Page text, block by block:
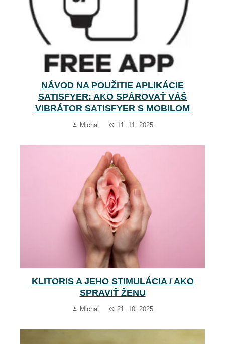
NÁVOD NA POUŽITIE APLIKÁCIE
SATISFYER: AKO SPÁROVAŤ VÁŠ
VIBRÁTOR SATISFYER S MOBILOM
Michal 11. 11. 2025
KLITORIS A JEHO STIMULÁCIA / AKO
SPRAVIŤ ŽENU
Michal 21. 10. 2025